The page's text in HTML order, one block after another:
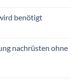
benötigt
nachrüsten ohne